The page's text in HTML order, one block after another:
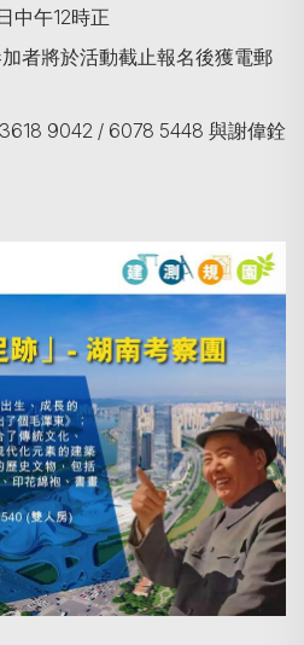
中午12時正
者將於活動截止報名後獲電郵
9042 / 6078 5448 與謝偉銓